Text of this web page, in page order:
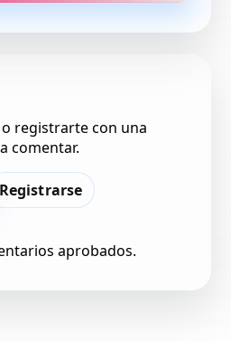
registrarte con una
comentar.
Registrarse
aprobados.